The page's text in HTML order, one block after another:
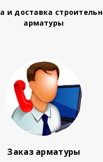
и доставка
арматуры
Заказ арматуры